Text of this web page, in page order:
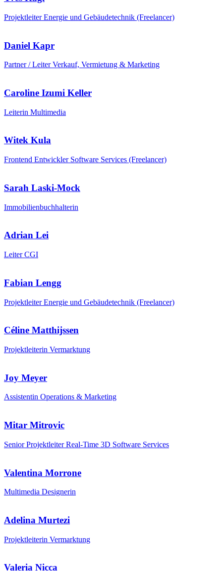
Projektleiter Energie und Gebäudetechnik (Freelancer)
Daniel Kapr
Partner / Leiter Verkauf, Vermietung & Marketing
Caroline Izumi Keller
Leiterin Multimedia
Witek Kula
Frontend Entwickler Software Services (Freelancer)
Sarah Laski-Mock
Immobilienbuchhalterin
Adrian Lei
Leiter CGI
Fabian Lengg
Projektleiter Energie und Gebäudetechnik (Freelancer)
Céline Matthijssen
Projektleiterin Vermarktung
Joy Meyer
Assistentin Operations & Marketing
Mitar Mitrovic
Senior Projektleiter Real-Time 3D Software Services
Valentina Morrone
Multimedia Designerin
Adelina Murtezi
Projektleiterin Vermarktung
Valeria Nicca